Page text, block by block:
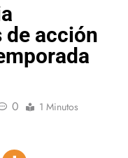
de acción
0 1 Minutos